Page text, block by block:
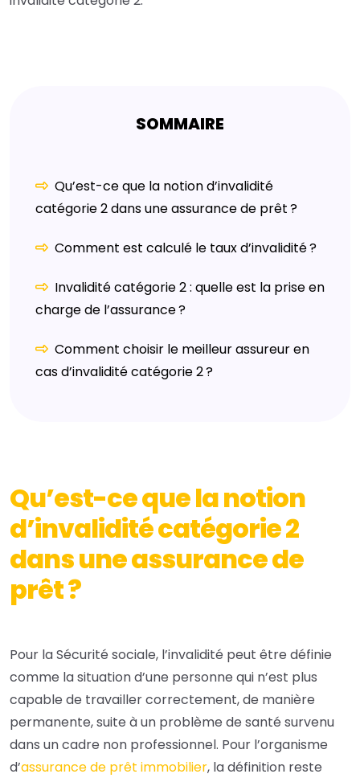
SOMMAIRE
Qu’est-ce que la notion d’invalidité
catégorie 2 dans une assurance de prêt ?
Comment est calculé le taux d’invalidité ?
Invalidité catégorie 2 : quelle est la prise en
charge de l’assurance ?
Comment choisir le meilleur assureur en
cas d’invalidité catégorie 2 ?
Qu’est-ce que la notion
d’invalidité catégorie 2
dans une assurance de
prêt ?
Pour la Sécurité sociale, l’invalidité peut être définie
comme la situation d’une personne qui n’est plus
capable de travailler correctement, de manière
permanente, suite à un problème de santé survenu
dans un cadre non professionnel. Pour l’organisme
d’assurance de prêt immobilier, la définition reste